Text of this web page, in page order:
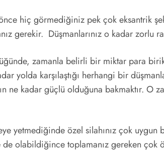
hiç görmediğiniz pek çok eksantrik
gerekir. Düşmanlarınız o kadar zorlu
zamanla belirli bir miktar para
yolda karşılaştığı herhangi bir
ne kadar güçlü olduğuna bakmaktır.
yetmediğinde özel silahınız çok
olabildiğince toplamanız gereken çok